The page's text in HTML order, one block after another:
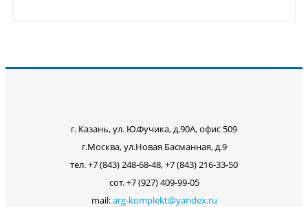
г. Казань, ул. Ю.Фучика, д.90А, офис 509
г.Москва, ул.Новая Басманная, д.9
тел. +7 (843) 248-68-48, +7 (843) 216-33-50
сот. +7 (927) 409-99-05
mail:arg-komplekt@yandex.ru